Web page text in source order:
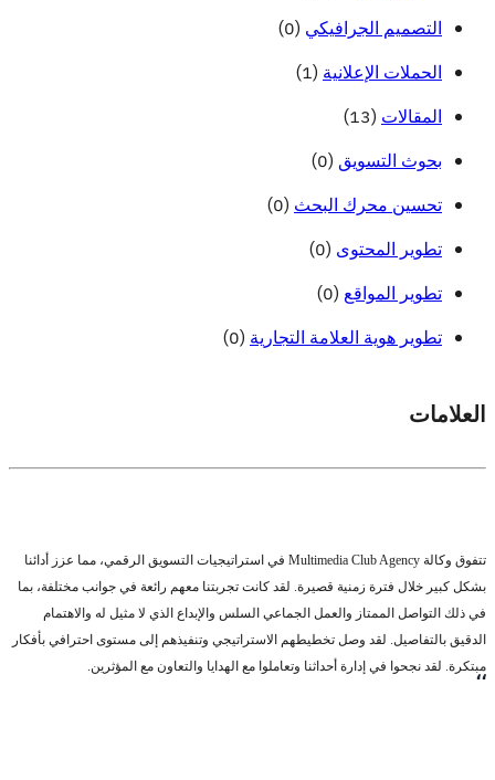
التصميم الجرافيكي (0)
الحملات الإعلانية (1)
المقالات (13)
بحوث التسويق (0)
تحسين محرك البحث (0)
تطوير المحتوى (0)
تطوير المواقع (0)
تطوير هوية العلامة التجارية (0)
العلامات
تتفوق وكالة Multimedia Club Agency في استراتيجيات التسويق الرقمي، مما عزز أدائنا
بشكل كبير خلال فترة زمنية قصيرة. لقد كانت تجربتنا معهم رائعة في جوانب مختلفة، بما
في ذلك التواصل الممتاز والعمل الجماعي السلس والإبداع الذي لا مثيل له والاهتمام
الدقيق بالتفاصيل. لقد وصل تخطيطهم الاستراتيجي وتنفيذهم إلى مستوى احترافي بأفكار
مبتكرة. لقد نجحوا في إدارة أحداثنا وتعاملوا مع الهدايا والتعاون مع المؤثرين.
،،